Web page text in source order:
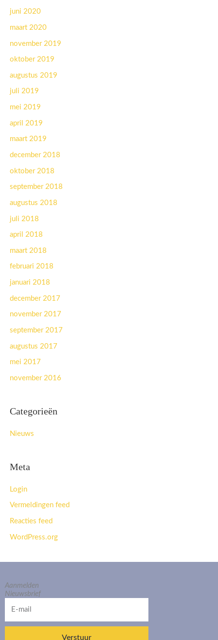
juni 2020
maart 2020
november 2019
oktober 2019
augustus 2019
juli 2019
mei 2019
april 2019
maart 2019
december 2018
oktober 2018
september 2018
augustus 2018
juli 2018
april 2018
maart 2018
februari 2018
januari 2018
december 2017
november 2017
september 2017
augustus 2017
mei 2017
november 2016
Categorieën
Nieuws
Meta
Login
Vermeldingen feed
Reacties feed
WordPress.org
Aanmelden
Nieuwsbrief
mail
Verstuur